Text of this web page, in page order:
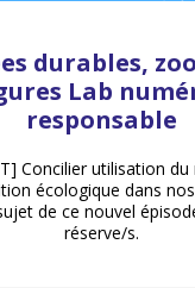
durables,
Lab
responsable
Concilier utilisation du
écologique dans
de ce nouvel
réserve/s.